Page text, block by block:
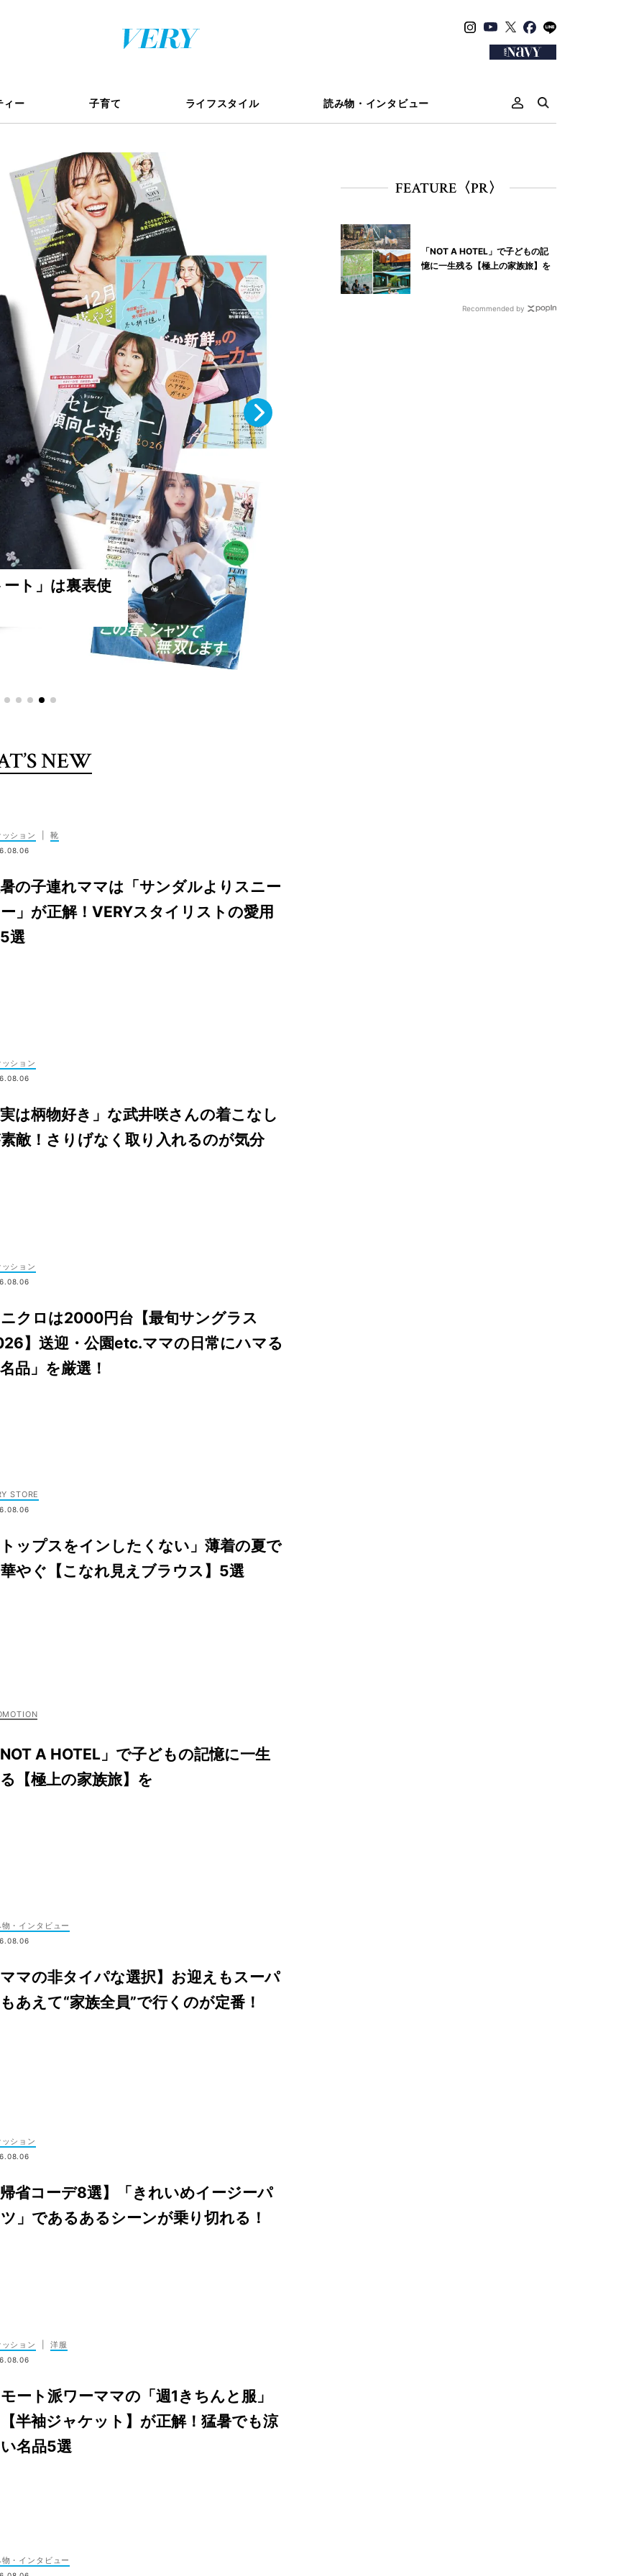
ィー 子育て ライフスタイル 読み物・インタビュー
NEW
ション 靴
の子連れママは「サンダルよりスニー
」が正解！VERYスタイリストの愛用
選
ション
は柄物好き」な武井咲さんの着こなし
敵！さりげなく取り入れるのが気分
ション
クロは2000円台【最旬サングラス
】送迎・公園etc.ママの日常にハマる
品」を厳選！
STORE
ップスをインしたくない」薄着の夏で
やぐ【こなれ見えブラウス】5選
A HOTEL」で子どもの記憶に一生
【極上の家族旅】を
・インタビュー
マの非タイパな選択】お迎えもスーパ
あえて“家族全員”で行くのが定番！
ション
省コーデ8選】「きれいめイージーパ
」であるあるシーンが乗り切れる！
ション 洋服
ート派ワーママの「週1きちんと服」
半袖ジャケット】が正解！猛暑でも涼
名品5選
・インタビュー
FEATURE〈PR〉
「NOT A HOTEL」で子どもの記
憶に一生残る【極上の家族旅】を
Recommended by